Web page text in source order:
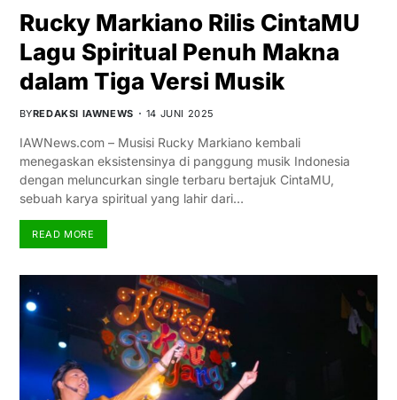
Rucky Markiano Rilis CintaMU
Lagu Spiritual Penuh Makna
dalam Tiga Versi Musik
BYREDAKSI IAWNEWS 14 JUNI 2025
IAWNews.com – Musisi Rucky Markiano kembali
menegaskan eksistensinya di panggung musik Indonesia
dengan meluncurkan single terbaru bertajuk CintaMU,
sebuah karya spiritual yang lahir dari…
READ MORE